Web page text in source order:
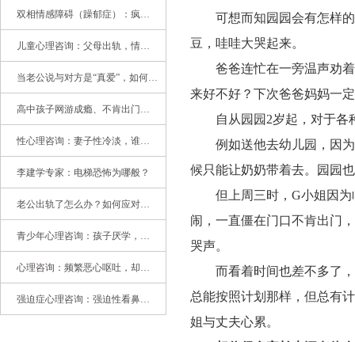
双相情感障碍（躁郁症）：疯子如何走向天才
儿童心理咨询：父母出轨，情感混乱孩子内心的隐秘
当老公说与对方是“真爱”，如何挽救婚姻？(始篇)
高中孩子网游成瘾、不肯出门，家长该怎么办？
性心理咨询：妻子性冷淡，谁之过
李建学专家：电梯恐怖为哪般？
老公出轨了怎么办？如何应对老公出轨？——婚姻心理专家为您支招
青少年心理咨询：孩子厌学，整天沉迷手机，网络成瘾，怎么办?
心理咨询：频繁恶心呕吐，却无身体异常
强迫症心理咨询：强迫性看鼻尖，害我无法学习
可想而知园园会有怎样
豆，哇哇大哭起来。
爸爸连忙在一旁温声劝
来好不好？下次爸爸妈妈一
自从园园 2岁起，对于各
例如送他去幼儿园，因为
候只能让奶奶带着去。园园
但上周三时， G小姐因
闹，一直僵在门口不肯出门
哭声。
而看着时间也差不多了，
总能按照计划那样，但总有
姐与丈夫心累。